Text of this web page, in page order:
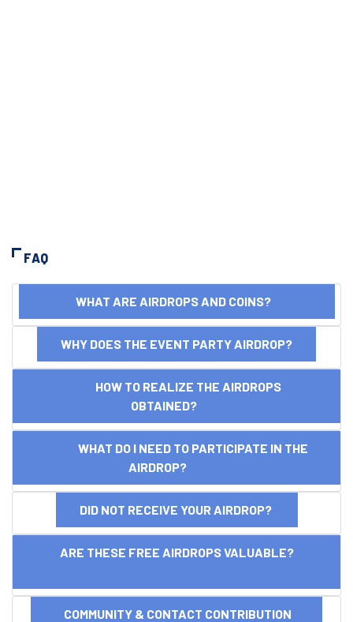
FAQ
WHAT ARE AIRDROPS AND COINS?
WHY DOES THE EVENT PARTY AIRDROP?
HOW TO REALIZE THE AIRDROPS
OBTAINED?
WHAT DO I NEED TO PARTICIPATE IN THE
AIRDROP?
DID NOT RECEIVE YOUR AIRDROP?
ARE THESE FREE AIRDROPS VALUABLE?
COMMUNITY & CONTACT CONTRIBUTION